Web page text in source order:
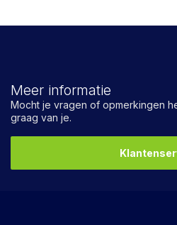
Meer informatie
Mocht je vragen of opmerkingen
graag van je.